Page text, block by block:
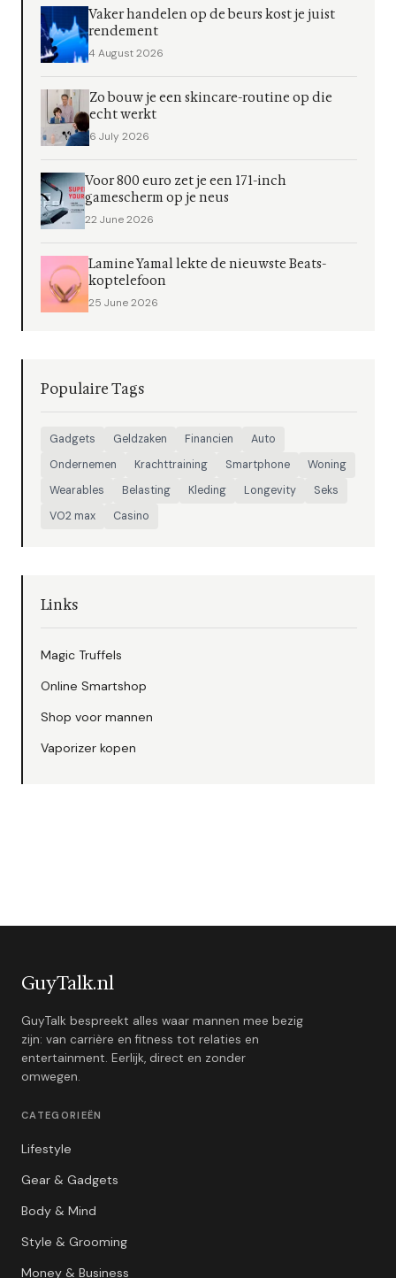
Vaker handelen op de beurs kost je juist
rendement
4 August 2026
Zo bouw je een skincare-routine op die
echt werkt
6 July 2026
Voor 800 euro zet je een 171-inch
gamescherm op je neus
22 June 2026
Lamine Yamal lekte de nieuwste Beats-
koptelefoon
25 June 2026
Populaire Tags
Gadgets Geldzaken Financien
Auto
Ondernemen
Krachttraining Smartphone
Woning
Wearables
Belasting Kleding Longevity
Seks
VO2 max
Casino
Links
Magic Truffels
Online Smartshop
Shop voor mannen
Vaporizer kopen
GuyTalk.nl
GuyTalk bespreekt alles waar mannen mee bezig
zijn: van carrière en fitness tot relaties en
entertainment. Eerlijk, direct en zonder
omwegen.
CATEGORIEËN
Lifestyle
Gear & Gadgets
Body & Mind
Style & Grooming
Money & Business